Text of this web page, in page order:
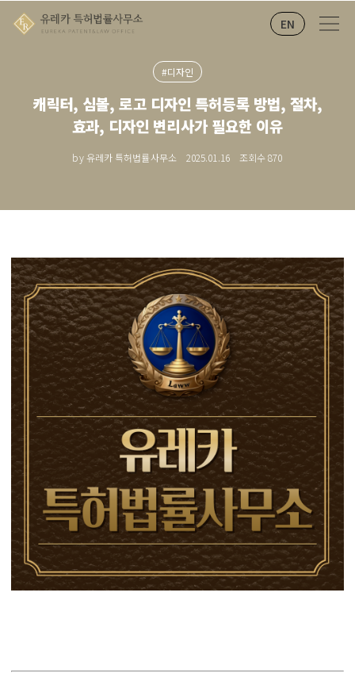
EN
#디자인
캐릭터, 심볼, 로고 디자인 특허등록 방법, 절차,
효과, 디자인 변리사가 필요한 이유
by 유레카 특허법률사무소 2025.01.16 조회수870